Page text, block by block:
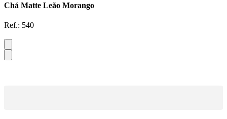
Chá Matte Leão Morango
Ref.: 540